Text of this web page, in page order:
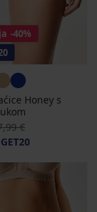
-40%
Honey s
cijena
€
GET20